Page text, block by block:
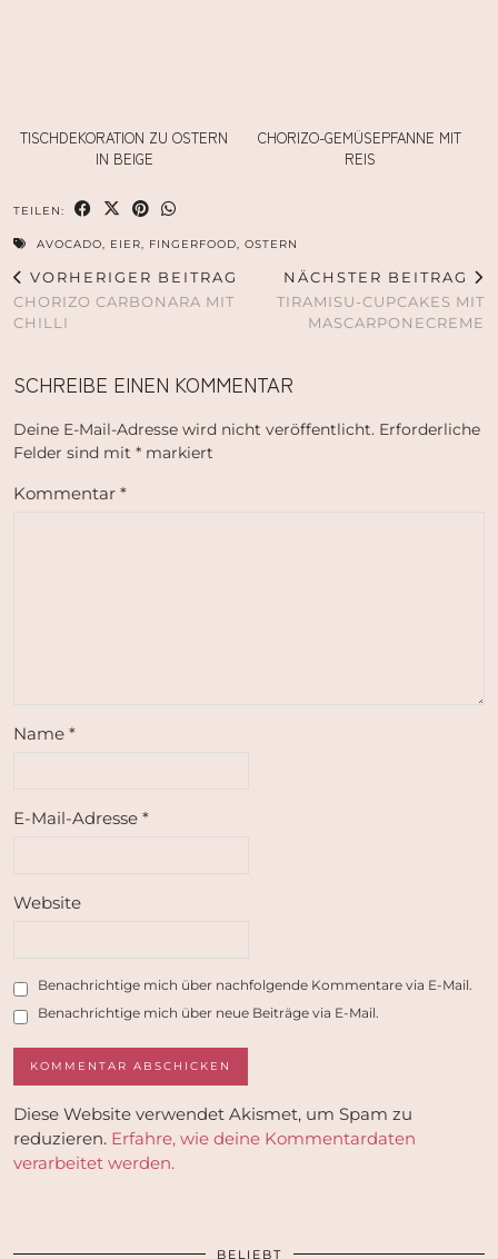
TISCHDEKORATION ZU OSTERN
IN BEIGE
CHORIZO-GEMÜSEPFANNE MIT
REIS
TEILEN:
AVOCADO, EIER, FINGERFOOD, OSTERN
VORHERIGER BEITRAG
CHORIZO CARBONARA MIT
CHILLI
NÄCHSTER BEITRAG
TIRAMISU-CUPCAKES MIT
MASCARPONECREME
SCHREIBE EINEN KOMMENTAR
Deine E-Mail-Adresse wird nicht veröffentlicht. Erforderliche
Felder sind mit * markiert
Kommentar *
Name *
E-Mail-Adresse *
Website
Benachrichtige mich über nachfolgende Kommentare via E-Mail.
Benachrichtige mich über neue Beiträge via E-Mail.
Diese Website verwendet Akismet, um Spam zu
reduzieren. Erfahre, wie deine Kommentardaten
verarbeitet werden.
BELIEBT